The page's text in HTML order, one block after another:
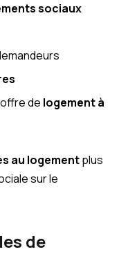
sociaux
de logement à
au logementplus
sur le
de